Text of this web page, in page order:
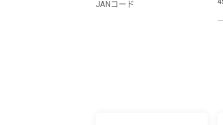
JANコード